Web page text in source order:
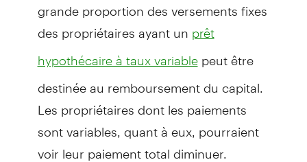
des propriétaires ayant un prêt
hypothécaire à taux variablepeut être
destinée au remboursement du capital.
Les propriétaires dont les paiements
sont variables, quant à eux, pourraient
voir leur paiement total diminuer.